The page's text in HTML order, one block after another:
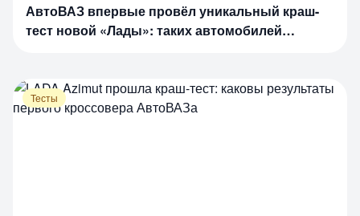
АвтоВАЗ впервые провёл уникальный краш-
тест новой «Лады»: таких автомобилей
Тесты